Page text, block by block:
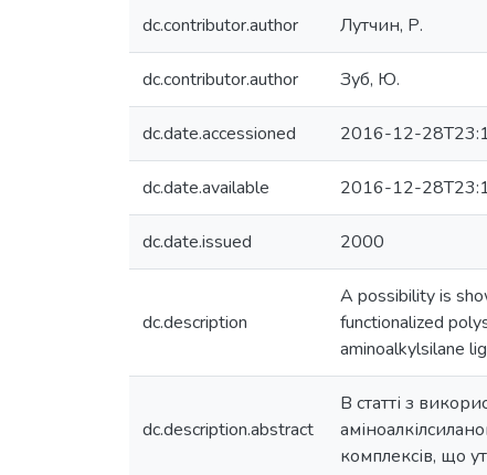
dc.contributor.author Лутчин, Р.
dc.contributor.author Зуб, Ю.
dc.date.accessioned 2016-12-
dc.date.available 2016-12-
dc.date.issued 2000
dc.description
A possibility is
functionalized
aminoalkylsilane
dc.description.abstract
В статті з
комплексів, що